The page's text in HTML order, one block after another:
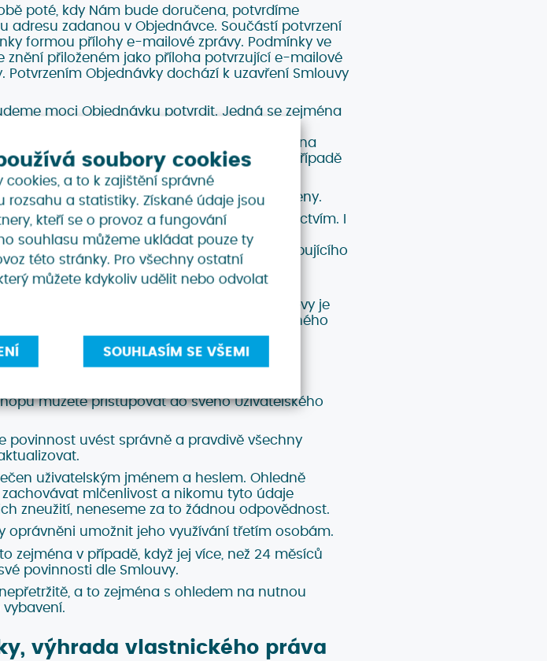
poté, kdy Nám bude doručena, potvrdíme
zadanou v Objednávce. Součástí potvrzení
formou přílohy e-mailové zprávy. Podmínky ve
znění přiloženém jako příloha potvrzující e-mailové
Objednávky dochází k uzavření Smlouvy
moci Objednávku potvrdit. Jedná se zejména
Vás kontaktovat a zašleme Vám nabídku na
oproti Objednávce. Smlouva je v takovém případě
Vám vzniká závazek k zaplacení Celkové ceny.
můžete učinit Objednávku jeho prostřednictvím. I
správnost, pravdivost a úplnost
je však totožný, jako v případě kupujícího
že není třeba opakovaně vyplňovat Vaše
nákup Služby využít slevu. Pro poskytnutí slevy je
vyplnili údaje o této slevě do předem určeného
poskytnuta se slevou.
můžete přistupovat do svého Uživatelského
povinnost uvést správně a pravdivě všechny
uživatelským jménem a heslem. Ohledně
mlčenlivost a nikomu tyto údaje
zneužití, neneseme za to žádnou odpovědnost.
oprávněni umožnit jeho využívání třetím osobám.
zejména v případě, když jej více, než 24 měsíců
povinnosti dle Smlouvy.
a to zejména s ohledem na nutnou
výhrada vlastnického práva
soubory cookies
a to k zajištění správné
a statistiky. Získané údaje jsou
kteří se o provoz a fungování
souhlasu můžeme ukládat pouze ty
této stránky. Pro všechny ostatní
můžete kdykoliv udělit nebo odvolat
SOUHLASÍM SE VŠEMI